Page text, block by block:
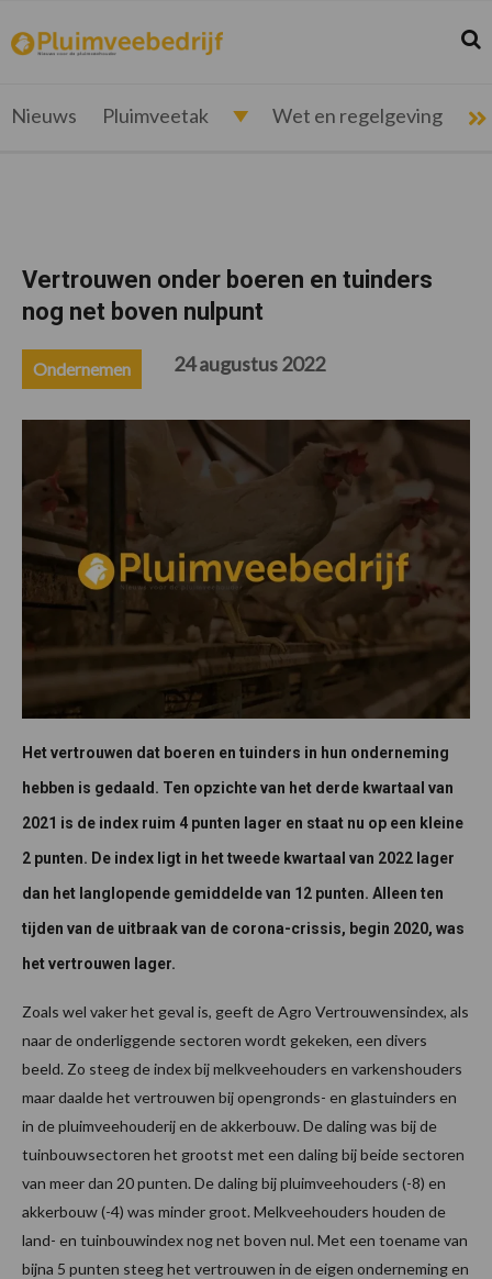
de
hoofdnavigatie
de
hoofd
de
eerste
de
voettekst
pluimveebedrijf.nl
Nieuws
pluimveehouder
Nieuws Pluimveetak Wet en regelgeving
Vertrouwen onder boeren en tuinders
nog net boven nulpunt
Ondernemen 24 augustus 2022
Het vertrouwen dat boeren en tuinders in hun onderneming
hebben is gedaald. Ten opzichte van het derde kwartaal van
2021 is de index ruim 4 punten lager en staat nu op een kleine
2 punten. De index ligt in het tweede kwartaal van 2022 lager
dan het langlopende gemiddelde van 12 punten. Alleen ten
tijden van de uitbraak van de corona-crissis, begin 2020, was
het vertrouwen lager.
Zoals wel vaker het geval is, geeft de Agro Vertrouwensindex, als
naar de onderliggende sectoren wordt gekeken, een divers
beeld. Zo steeg de index bij melkveehouders en varkenshouders
maar daalde het vertrouwen bij opengronds- en glastuinders en
in de pluimveehouderij en de akkerbouw. De daling was bij de
tuinbouwsectoren het grootst met een daling bij beide sectoren
van meer dan 20 punten. De daling bij pluimveehouders (-8) en
akkerbouw (-4) was minder groot. Melkveehouders houden de
land- en tuinbouwindex nog net boven nul. Met een toename van
bijna 5 punten steeg het vertrouwen in de eigen onderneming en